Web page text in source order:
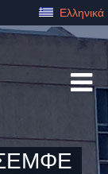
Ελληνικά
ΣΕΜΦΕ